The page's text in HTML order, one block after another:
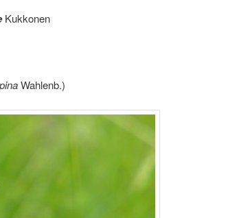
Kukkonen
Wahlenb.)